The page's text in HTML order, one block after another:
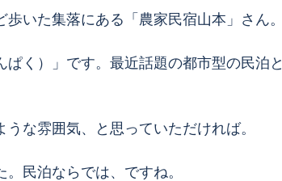
いた集落にある「農家民宿山本」さん。
く）」です。最近話題の都市型の民泊と
な雰囲気、と思っていただければ。
民泊ならでは、ですね。